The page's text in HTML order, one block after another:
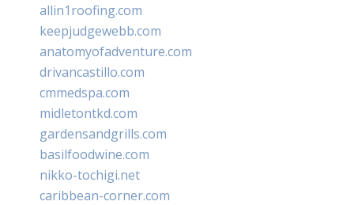
allin1roofing.com
keepjudgewebb.com
anatomyofadventure.com
drivancastillo.com
cmmedspa.com
midletontkd.com
gardensandgrills.com
basilfoodwine.com
nikko-tochigi.net
caribbean-corner.com